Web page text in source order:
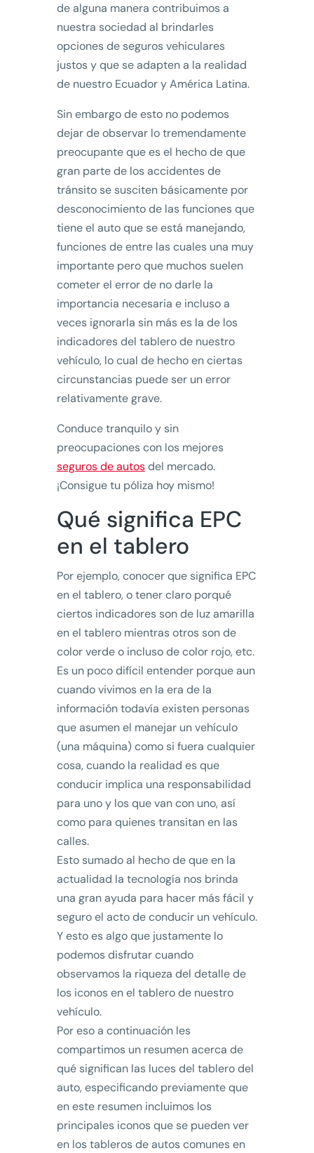
de alguna manera contribuimos a
nuestra sociedad al brindarles
opciones de seguros vehiculares
justos y que se adapten a la realidad
de nuestro Ecuador y América Latina.
Sin embargo de esto no podemos
dejar de observar lo tremendamente
preocupante que es el hecho de que
gran parte de los accidentes de
tránsito se susciten básicamente por
desconocimiento de las funciones que
tiene el auto que se está manejando,
funciones de entre las cuales una muy
importante pero que muchos suelen
cometer el error de no darle la
importancia necesaria e incluso a
veces ignorarla sin más es la de los
indicadores del tablero de nuestro
vehículo, lo cual de hecho en ciertas
circunstancias puede ser un error
relativamente grave.
Conduce tranquilo y sin
preocupaciones con los mejores
seguros de autosdel mercado.
¡Consigue tu póliza hoy mismo!
Qué significa EPC
en el tablero
Por ejemplo, conocer que significa EPC
en el tablero, o tener claro porqué
ciertos indicadores son de luz amarilla
en el tablero mientras otros son de
color verde o incluso de color rojo, etc.
Es un poco difícil entender porque aun
cuando vivimos en la era de la
información todavía existen personas
que asumen el manejar un vehículo
(una máquina) como si fuera cualquier
cosa, cuando la realidad es que
conducir implica una responsabilidad
para uno y los que van con uno, así
como para quienes transitan en las
calles.
Esto sumado al hecho de que en la
actualidad la tecnología nos brinda
una gran ayuda para hacer más fácil y
seguro el acto de conducir un vehículo.
Y esto es algo que justamente lo
podemos disfrutar cuando
observamos la riqueza del detalle de
los iconos en el tablero de nuestro
vehículo.
Por eso a continuación les
compartimos un resumen acerca de
qué significan las luces del tablero del
auto, especificando previamente que
en este resumen incluimos los
principales iconos que se pueden ver
en los tableros de autos comunes en